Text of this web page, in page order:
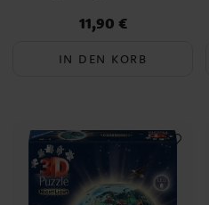
Preis:11,90 €
11,90 €
IN DEN KORB